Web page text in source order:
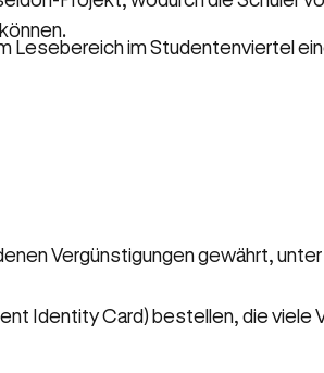
Lesebereich im Studentenviertel
Vergünstigungen gewährt,
Identity Card) bestellen, die viele